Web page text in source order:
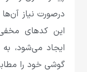
در‌صورت نیاز
این کدهای
ایجاد می‌شود،
گوشی خود را